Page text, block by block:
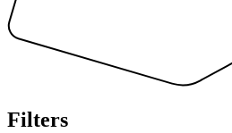
Filters